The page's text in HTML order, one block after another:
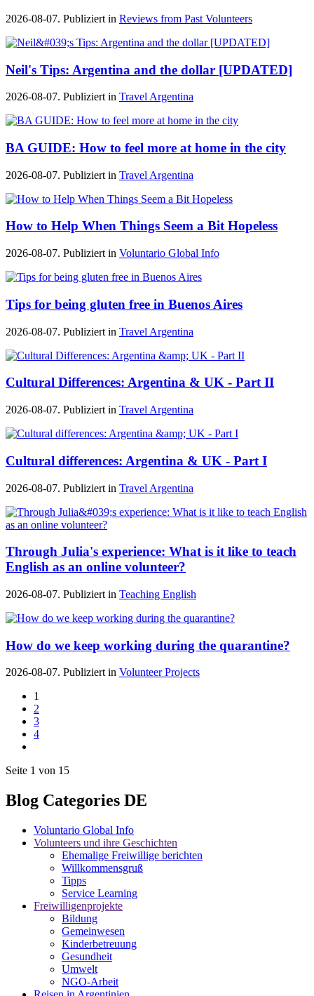
2026-08-07. Publiziert in Reviews from Past Volunteers
Neil's Tips: Argentina and the dollar [UPDATED]
2026-08-07. Publiziert in Travel Argentina
BA GUIDE: How to feel more at home in the city
2026-08-07. Publiziert in Travel Argentina
How to Help When Things Seem a Bit Hopeless
2026-08-07. Publiziert in Voluntario Global Info
Tips for being gluten free in Buenos Aires
2026-08-07. Publiziert in Travel Argentina
Cultural Differences: Argentina & UK - Part II
2026-08-07. Publiziert in Travel Argentina
Cultural differences: Argentina & UK - Part I
2026-08-07. Publiziert in Travel Argentina
Through Julia's experience: What is it like to teach
English as an online volunteer?
2026-08-07. Publiziert in Teaching English
How do we keep working during the quarantine?
2026-08-07. Publiziert in Volunteer Projects
1
2
3
4
Seite 1 von 15
Blog Categories DE
Voluntario Global Info
Volunteers und ihre Geschichten
Ehemalige Freiwillige berichten
Willkommensgruß
Tipps
Service Learning
Freiwilligenprojekte
Bildung
Gemeinwesen
Kinderbetreuung
Gesundheit
Umwelt
NGO-Arbeit